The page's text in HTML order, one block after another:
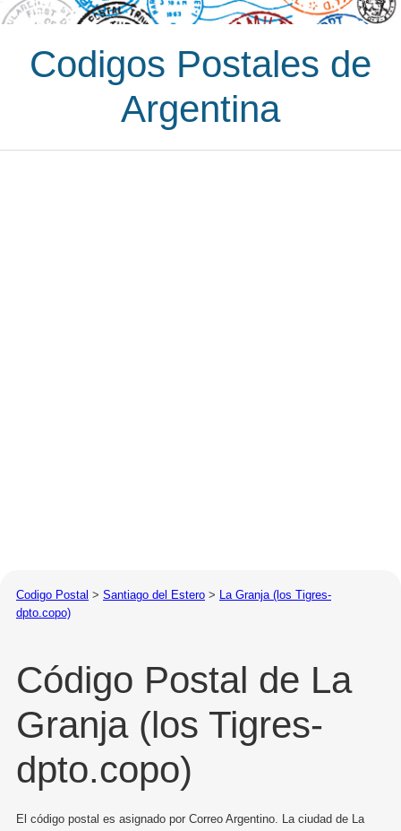
Codigos Postales de
Argentina
Codigo Postal > Santiago del Estero > La Granja (los Tigres-
dpto.copo)
Código Postal de La
Granja (los Tigres-
dpto.copo)
El código postal es asignado por Correo Argentino. La ciudad de La